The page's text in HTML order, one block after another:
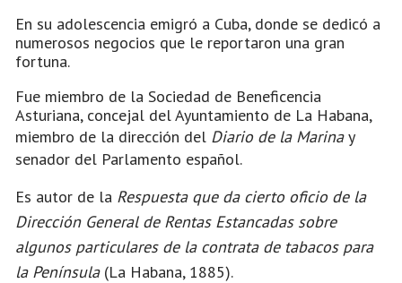
En su adolescencia emigró a Cuba, donde se dedicó a
numerosos negocios que le reportaron una gran
fortuna.
Fue miembro de la Sociedad de Beneficencia
Asturiana, concejal del Ayuntamiento de La Habana,
miembro de la dirección del Diario de la Marinay
senador del Parlamento español.
Es autor de la Respuesta que da cierto oficio de la
Dirección General de Rentas Estancadas sobre
algunos particulares de la contrata de tabacos para
la Península(La Habana, 1885).